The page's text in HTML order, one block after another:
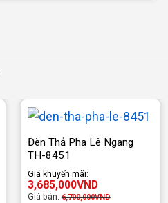
Đèn Thả Pha Lê Ngang
TH-8451
Giá khuyến mãi:
3,685,000VND
Giá bán:6,700,000VND